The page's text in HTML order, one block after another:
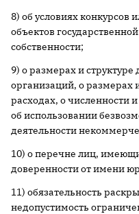
8) об условиях конкурсов
объектов
собственности;
9) о размерах и
организаций, о размерах
расходах, о численности
об использовании
деятельности
10) о перечне лиц,
доверенности от имени
11) обязательность
недопустимость